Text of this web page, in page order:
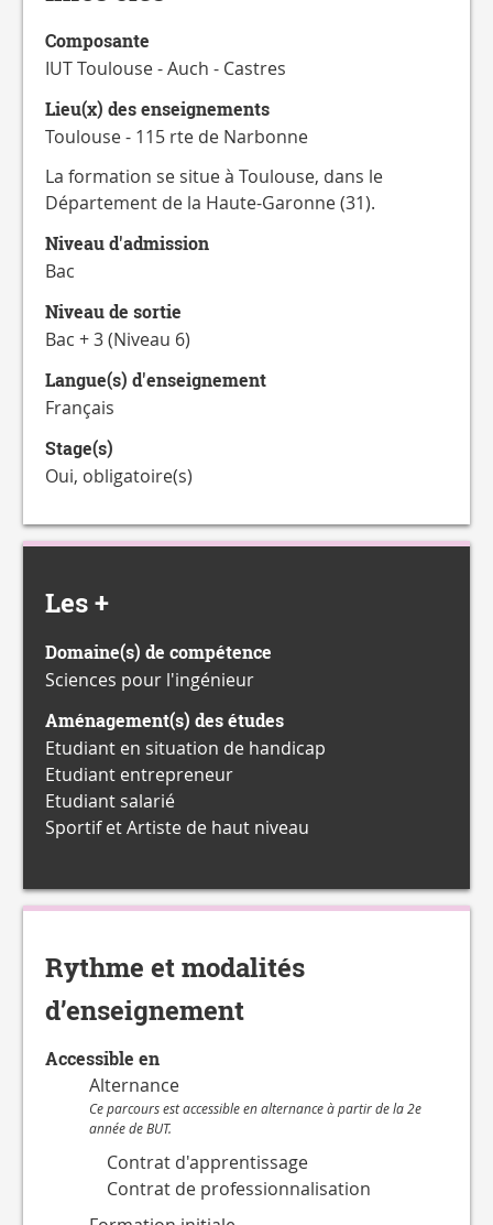
CATALOGUE
FORMATIONS
Composante
IUT Toulouse - Auch - Castres
Lieu(x) des enseignements
Toulouse - 115 rte de Narbonne
La formation se situe à Toulouse, dans le
Département de la Haute-Garonne (31).
Niveau d'admission
Bac
Niveau de sortie
Bac + 3 (Niveau 6)
Langue(s) d'enseignement
Français
Stage(s)
Oui, obligatoire(s)
Les +
Domaine(s) de compétence
Sciences pour l'ingénieur
Aménagement(s) des études
Etudiant en situation de handicap
Etudiant entrepreneur
Etudiant salarié
Sportif et Artiste de haut niveau
Rythme et modalités
d’enseignement
Accessible en
Alternance
Ce parcours est accessible en alternance à partir de la 2e
année de BUT.
Contrat d'apprentissage
Contrat de professionnalisation